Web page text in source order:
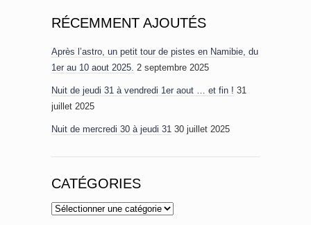
RÉCEMMENT AJOUTÉS
Après l’astro, un petit tour de pistes en Namibie, du
1er au 10 aout 2025. 2 septembre 2025
Nuit de jeudi 31 à vendredi 1er aout … et fin ! 31
juillet 2025
Nuit de mercredi 30 à jeudi 31 30 juillet 2025
CATÉGORIES
Catégories